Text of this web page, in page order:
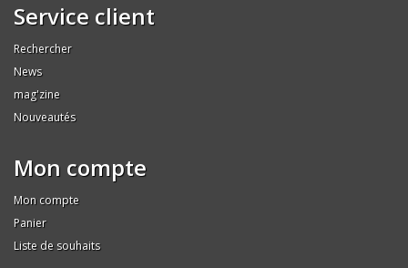
Service client
Rechercher
News
mag'zine
Nouveautés
Mon compte
Mon compte
Panier
Liste de souhaits